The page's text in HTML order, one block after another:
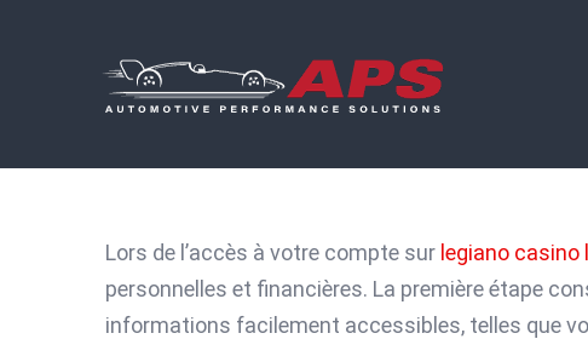
Lors de l’accès à votre compte sur legiano casino
personnelles et financières. La première étape
informations facilement accessibles, telles que